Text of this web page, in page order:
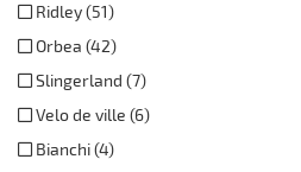
Ridley (51)
Orbea (42)
Slingerland (7)
Velo de ville (6)
Bianchi (4)